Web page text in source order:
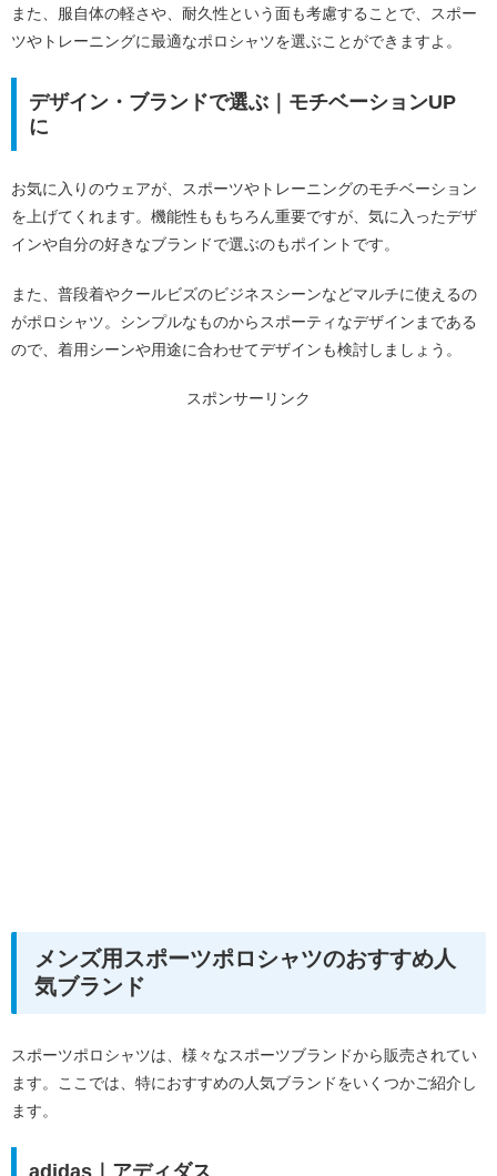
また、服自体の軽さや、耐久性という面も考慮することで、スポー
ツやトレーニングに最適なポロシャツを選ぶことができますよ。
デザイン・ブランドで選ぶ｜モチベーションUP
に
お気に入りのウェアが、スポーツやトレーニングのモチベーション
を上げてくれます。機能性ももちろん重要ですが、気に入ったデザ
インや自分の好きなブランドで選ぶのもポイントです。
また、普段着やクールビズのビジネスシーンなどマルチに使えるの
がポロシャツ。シンプルなものからスポーティなデザインまである
ので、着用シーンや用途に合わせてデザインも検討しましょう。
スポンサーリンク
メンズ用スポーツポロシャツのおすすめ人
気ブランド
スポーツポロシャツは、様々なスポーツブランドから販売されてい
ます。ここでは、特におすすめの人気ブランドをいくつかご紹介し
ます。
adidas｜アディダス